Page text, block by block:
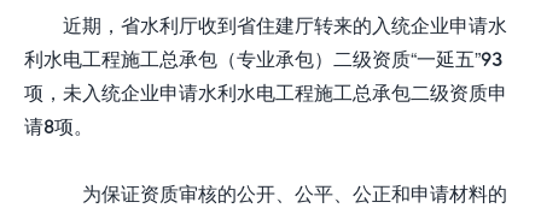
近期，省水利厅收到省住建厅转来的入统企业申请水
利水电工程施工总承包（专业承包）二级资质“一延五”93
项，未入统企业申请水利水电工程施工总承包二级资质申
请8项。
为保证资质审核的公开、公平、公正和申请材料的